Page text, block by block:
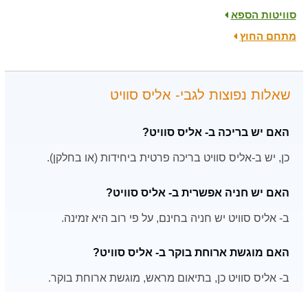
סוויטות הספא
מתחם החוץ
שאלות נפוצות לגבי- אליס סוויט
האם יש בריכה ב- אליס סוויט?
כן, יש ב-אליס סוויט בריכה פרטית ביחידות (או בחלקן).
האם יש חניה אפשרית ב- אליס סוויט?
ב- אליס סוויט יש חניה בחינם, על פי רוב היא זמינה.
האם מוגשת ארוחת בוקר ב- אליס סוויט?
ב- אליס סוויט כן, בתיאום מראש, מוגשת ארוחת בוקר.